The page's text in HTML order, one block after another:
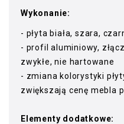
Wykonanie:
- płyta biała, szara,
- profil aluminiowy,
zwykłe, nie hartowane
- zmiana kolorystyki
zwiększają cenę mebla
Elementy dodatkowe: